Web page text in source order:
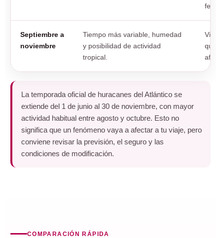
Septiembre a
noviembre
Tiempo más variable, humedad
y posibilidad de actividad
tropical.
que
La temporada oficial de huracanes del Atlántico se
extiende del 1 de junio al 30 de noviembre, con mayor
actividad habitual entre agosto y octubre. Esto no
significa que un fenómeno vaya a afectar a tu viaje, pero
conviene revisar la previsión, el seguro y las
condiciones de modificación.
COMPARACIÓN RÁPIDA